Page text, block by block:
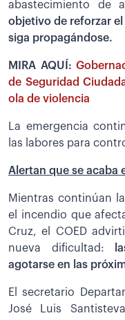
abastecimiento de
objetivo de reforzar
siga propagándose.
MIRA AQUÍ:
de Seguridad
ola de violencia
La emergencia
las labores para
Alertan que se acaba
Mientras continúan
el incendio que
Cruz, el COED
nueva dificultad:
agotarse en las
El secretario
José Luis